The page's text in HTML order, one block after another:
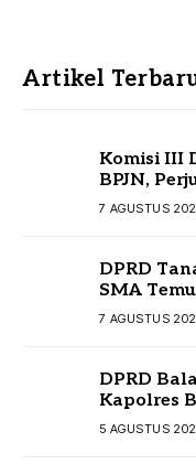
Artikel
Komisi III
BPJN,
7 AGUSTUS
DPRD
SMA
7 AGUSTUS
DPRD
Kapolres
5 AGUSTUS